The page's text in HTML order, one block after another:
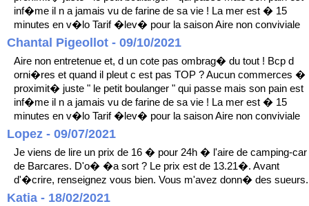
inf�me il n a jamais vu de farine de sa vie ! La mer est � 15
minutes en v�lo Tarif �lev� pour la saison Aire non conviviale
Chantal Pigeollot - 09/10/2021
Aire non entretenue et, d un cote pas ombrag� du tout ! Bcp d
orni�res et quand il pleut c est pas TOP ? Aucun commerces �
proximit� juste " le petit boulanger " qui passe mais son pain est
inf�me il n a jamais vu de farine de sa vie ! La mer est � 15
minutes en v�lo Tarif �lev� pour la saison Aire non conviviale
Lopez - 09/07/2021
Je viens de lire un prix de 16 � pour 24h � l'aire de camping-car
de Barcares. D'o� �a sort ? Le prix est de 13.21�. Avant
d'�crire, renseignez vous bien. Vous m'avez donn� des sueurs.
Katia - 18/02/2021